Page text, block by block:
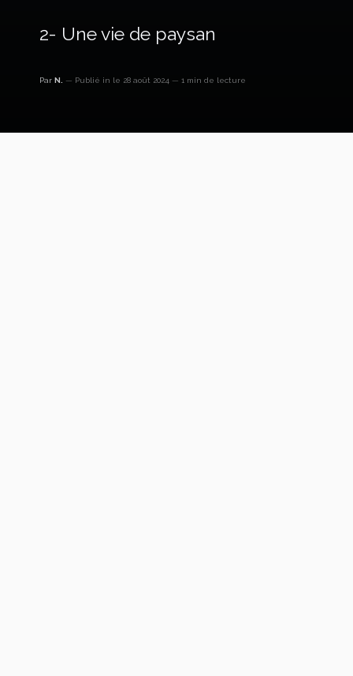
2- Une vie de paysan
Par N. Publié in le 28 août 2024 1 min de lecture